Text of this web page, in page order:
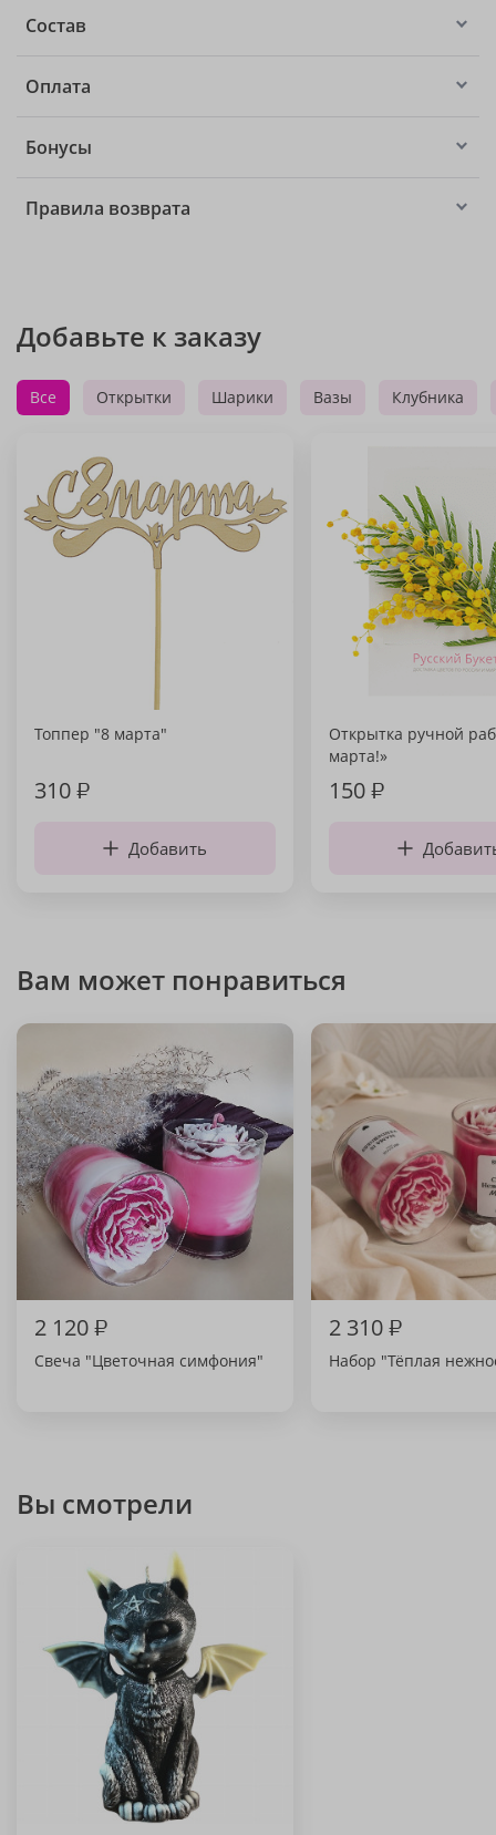
Состав
Оплата
Бонусы
Правила возврата
Добавьте к заказу
Все Открытки Шарики Вазы Клубника
Топпер "8 марта"
310₽
Добавить
Открытка ручной
марта!»
150₽
Вам может понравиться
2 120₽
Свеча "Цветочная симфония"
2 310₽
Набор "Тёплая
Вы смотрели